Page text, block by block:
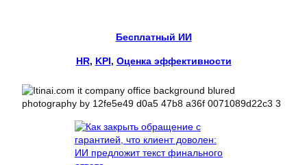
Бесплатный ИИ
HR, KPI, Оценка эффективности